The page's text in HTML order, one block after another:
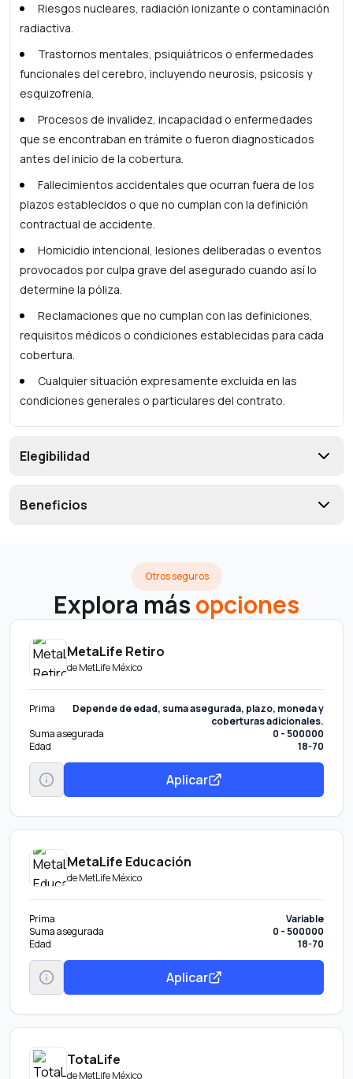
Riesgos nucleares, radiación ionizante o contaminación
radiactiva.
Trastornos mentales, psiquiátricos o enfermedades
funcionales del cerebro, incluyendo neurosis, psicosis y
esquizofrenia.
Procesos de invalidez, incapacidad o enfermedades
que se encontraban en trámite o fueron diagnosticados
antes del inicio de la cobertura.
Fallecimientos accidentales que ocurran fuera de los
plazos establecidos o que no cumplan con la definición
contractual de accidente.
Homicidio intencional, lesiones deliberadas o eventos
provocados por culpa grave del asegurado cuando así lo
determine la póliza.
Reclamaciones que no cumplan con las definiciones,
requisitos médicos o condiciones establecidas para cada
cobertura.
Cualquier situación expresamente excluida en las
condiciones generales o particulares del contrato.
Elegibilidad
Beneficios
Otros seguros
Explora másopciones
MetaLife Retiro
deMetLife México
Prima
Depende de edad, suma asegurada, plazo, moneda y
coberturas adicionales.
Suma asegurada
0 - 500000
Edad
18-70
Aplicar
MetaLife Educación
deMetLife México
Prima
Variable
Suma asegurada
0 - 500000
Edad
18-70
Aplicar
TotaLife
deMetLife México